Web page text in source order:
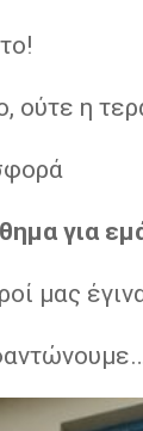
ούτε η
για
μας